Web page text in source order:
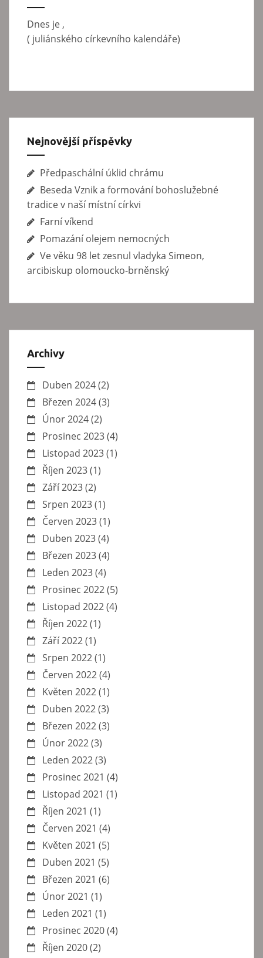
í
v
á
n
Dnes je ,
( juliánského církevního kalendáře)
Nejnovější příspěvky
Předpaschální úklid chrámu
Beseda Vznik a formování bohoslužebné
tradice v naší místní církvi
Farní víkend
Pomazání olejem nemocných
Ve věku 98 let zesnul vladyka Simeon,
arcibiskup olomoucko-brněnský
Archivy
Duben 2024(2)
Březen 2024(3)
Únor 2024(2)
Prosinec 2023(4)
Listopad 2023(1)
Říjen 2023(1)
Září 2023(2)
Srpen 2023(1)
Červen 2023(1)
Duben 2023(4)
Březen 2023(4)
Leden 2023(4)
Prosinec 2022(5)
Listopad 2022(4)
Říjen 2022(1)
Září 2022(1)
Srpen 2022(1)
Červen 2022(4)
Květen 2022(1)
Duben 2022(3)
Březen 2022(3)
Únor 2022(3)
Leden 2022(3)
Prosinec 2021 (4)
Listopad 2021 (1)
Říjen 2021 (1)
Červen 2021 (4)
Květen 2021 (5)
Duben 2021 (5)
Březen 2021 (6)
Únor 2021 (1)
Leden 2021 (1)
Prosinec 2020(4)
Říjen 2020(2)